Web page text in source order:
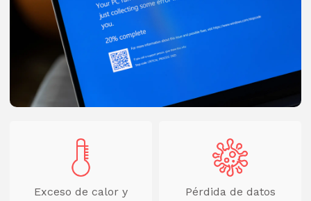
Exceso de calor y
Pérdida de datos